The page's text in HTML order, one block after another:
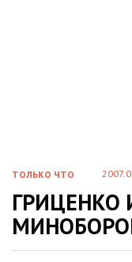
ТОЛЬКО ЧТО
ГРИЦЕНКО